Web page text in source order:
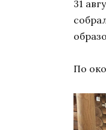
31
По